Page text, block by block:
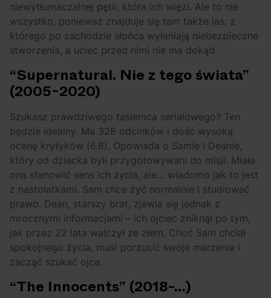
niewytłumaczalnej pętli, która ich więzi. Ale to nie
wszystko, ponieważ znajduje się tam także las, z
którego po zachodzie słońca wyłaniają niebezpieczne
stworzenia, a uciec przed nimi nie ma dokąd.
“Supernatural. Nie z tego świata”
(2005-2020)
Szukasz prawdziwego tasiemca serialowego? Ten
będzie idealny. Ma 328 odcinków i dość wysoką
ocenę krytyków (6.8). Opowiada o Samie i Deanie,
który od dziecka byli przygotowywani do misji. Miała
ona stanowić sens ich życia, ale… wiadomo jak to jest
z nastolatkami. Sam chce żyć normalnie i studiować
prawo. Dean, starszy brat, zjawia się jednak z
mrocznymi informacjami – ich ojciec zniknął po tym,
jak przez 22 lata walczył ze złem. Choć Sam chciał
spokojnego życia, musi porzucić swoje marzenia i
zacząć szukać ojca.
“The Innocents” (2018-…)